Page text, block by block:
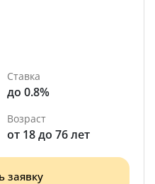
Ставка
до 0.8%
Возраст
от 18 до 76 лет
заявку